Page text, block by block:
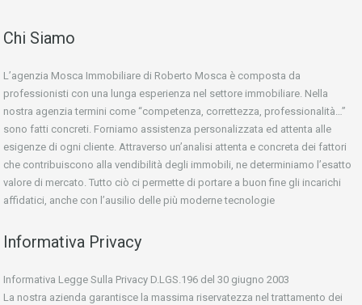
Chi Siamo
L’agenzia Mosca Immobiliare di Roberto Mosca è composta da
professionisti con una lunga esperienza nel settore immobiliare. Nella
nostra agenzia termini come “competenza, correttezza, professionalità…”
sono fatti concreti. Forniamo assistenza personalizzata ed attenta alle
esigenze di ogni cliente. Attraverso un’analisi attenta e concreta dei fattori
che contribuiscono alla vendibilità degli immobili, ne determiniamo l’esatto
valore di mercato. Tutto ciò ci permette di portare a buon fine gli incarichi
affidatici, anche con l’ausilio delle più moderne tecnologie
Informativa Privacy
Informativa Legge Sulla Privacy D.LGS.196 del 30 giugno 2003
La nostra azienda garantisce la massima riservatezza nel trattamento dei